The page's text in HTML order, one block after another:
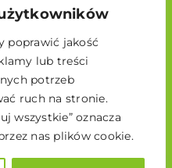
poprawić jakość
lub treści
potrzeb
ruch na stronie.
wszystkie” oznacza
nas plików cookie.